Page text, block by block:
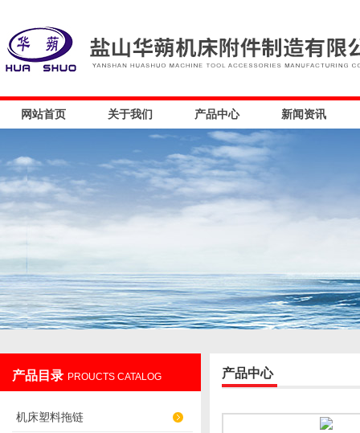
网站首页 关于我们 产品中心 新闻资讯
产品目录 PROUCTS CATALOG
机床塑料拖链
产品中心